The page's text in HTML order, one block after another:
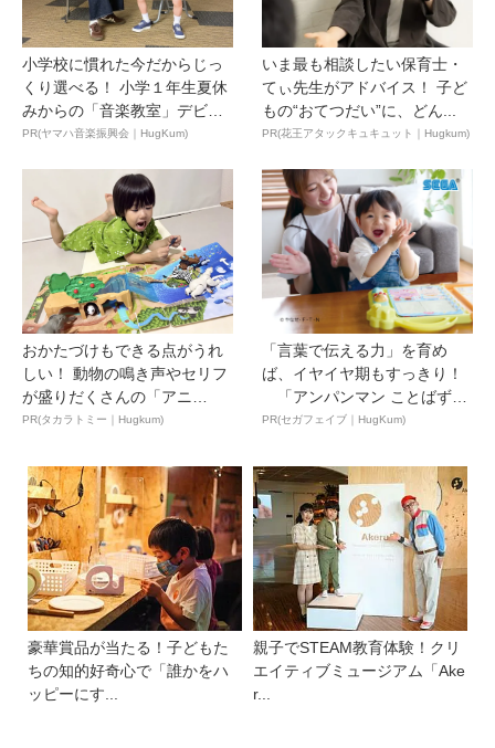
小学校に慣れた今だからじっ
くり選べる！ 小学１年生夏休
みからの「音楽教室」デビ
ュ...
PR(ヤマハ音楽振興会｜HugKum)
いま最も相談したい保育士・
てぃ先生がアドバイス！ 子ど
もの“おてつだい”に、どん...
PR(花王アタックキュキュット｜Hugkum)
おかたづけもできる点がうれ
しい！ 動物の鳴き声やセリフ
が盛りだくさんの「アニ
ア ...
PR(タカラトミー｜Hugkum)
「言葉で伝える力」を育め
ば、イヤイヤ期もすっきり！
「アンパンマン ことばずか
ん...
PR(セガフェイブ｜HugKum)
豪華賞品が当たる！子どもた
ちの知的好奇心で「誰かをハ
ッピーにす...
親子でSTEAM教育体験！クリ
エイティブミュージアム「Ake
r...